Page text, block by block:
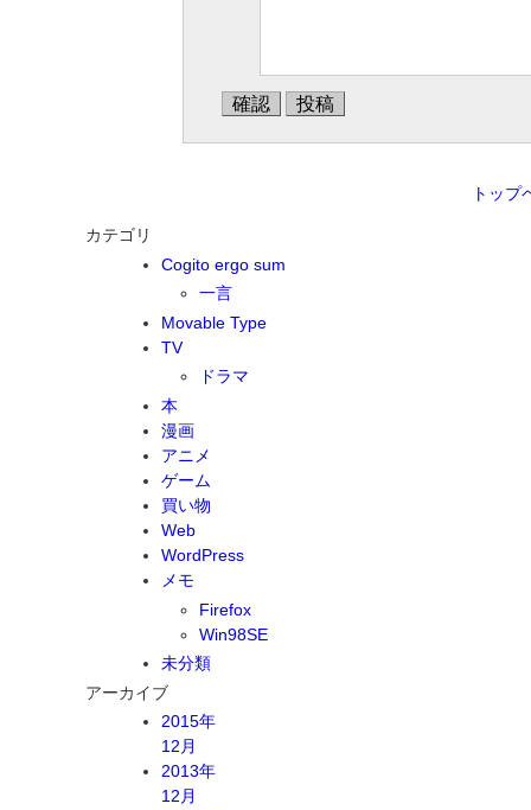
トップ
カテゴリ
Cogito ergo sum
一言
Movable Type
TV
ドラマ
本
漫画
アニメ
ゲーム
買い物
Web
WordPress
メモ
Firefox
Win98SE
未分類
アーカイブ
2015年
12月
2013年
12月